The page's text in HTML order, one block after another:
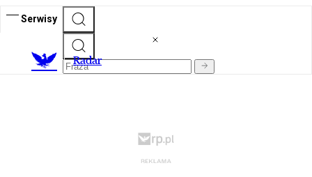
Serwisy
Radar